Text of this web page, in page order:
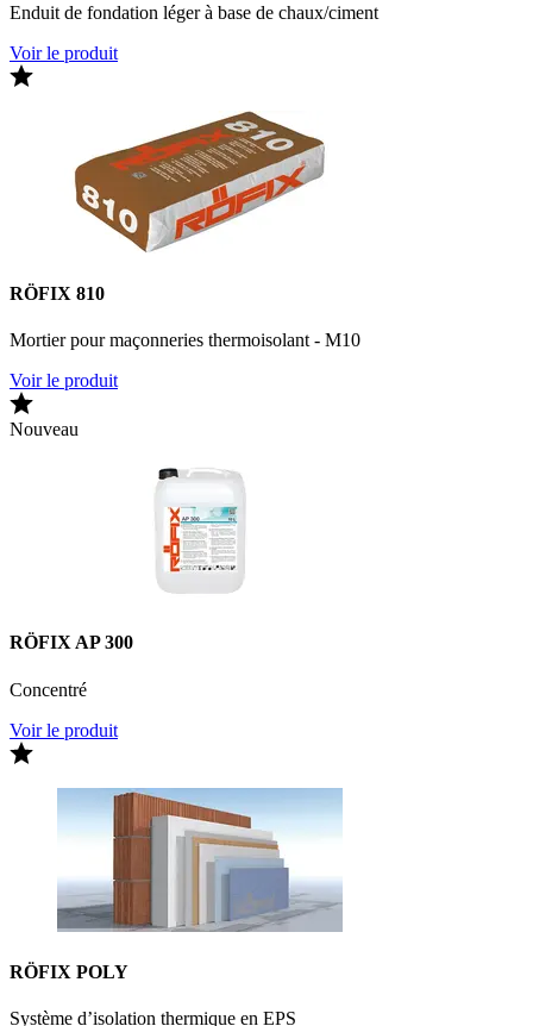
Enduit de fondation léger à base de chaux/ciment
Voir le produit
RÖFIX 810
Mortier pour maçonneries thermoisolant - M10
Voir le produit
Nouveau
RÖFIX AP 300
Concentré
Voir le produit
RÖFIX POLY
Système d’isolation thermique en EPS